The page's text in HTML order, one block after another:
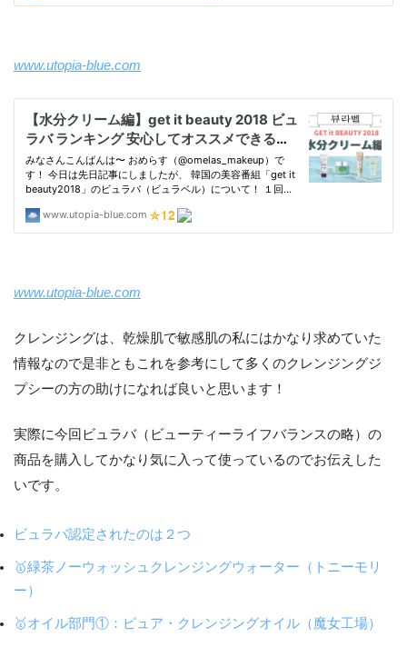
www.utopia-blue.com
www.utopia-blue.com
クレンジングは、乾燥肌で敏感肌の私にはかなり求めていた
情報なので是非ともこれを参考にして多くのクレンジングジ
プシーの方の助けになれば良いと思います！
実際に今回ビュラバ（ビューティーライフバランスの略）の
商品を購入してかなり気に入って使っているのでお伝えした
いです。
ビュラバ認定されたのは２つ
🥇緑茶ノーウォッシュクレンジングウォーター（トニーモリ
ー）
🥇オイル部門①：ピュア・クレンジングオイル（魔女工場）